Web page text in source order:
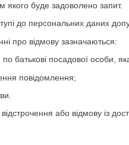
якого буде задоволено запит.
до персональних даних
про відмову зазначаються:
батькові посадової особи,
повідомлення;
або відмову із